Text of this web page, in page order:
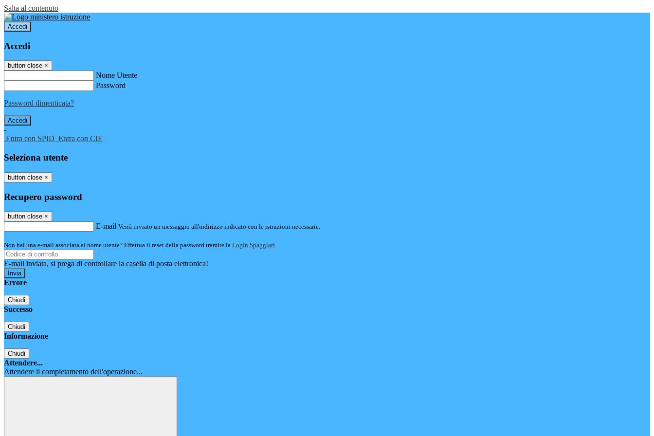
Salta al contenuto
Accedi
Accedi
button close ×
Nome Utente
Password
Password dimenticata?
-
Entra con SPID Entra con CIE
Seleziona utente
button close ×
Recupero password
button close ×
E-mail Verrà inviato un messaggio all'indirizzo indicato con le istruzioni necessarie.
Non hai una e-mail associata al nome utente? Effettua il reset della password tramite la Login Spaggiari
E-mail inviata, si prega di controllare la casella di posta elettronica!
Errore
Chiudi
Successo
Chiudi
Informazione
Chiudi
Attendere...
Attendere il completamento dell'operazione...